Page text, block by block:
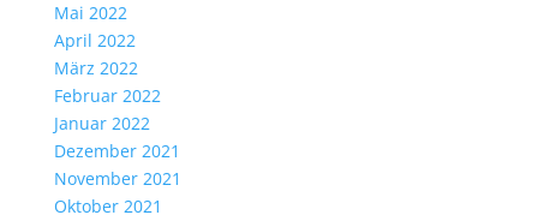
Mai 2022
April 2022
März 2022
Februar 2022
Januar 2022
Dezember 2021
November 2021
Oktober 2021